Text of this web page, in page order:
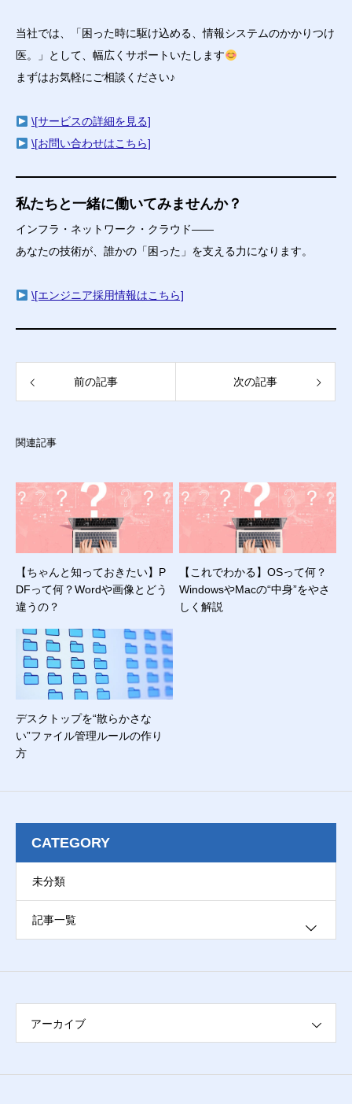
当社では、「困った時に駆け込める、情報システムのかかりつけ
医。」として、幅広くサポートいたします
まずはお気軽にご相談ください♪
\[サービスの詳細を見る]
\[お問い合わせはこちら]
私たちと一緒に働いてみませんか？
インフラ・ネットワーク・クラウド――
あなたの技術が、誰かの「困った」を支える力になります。
\[エンジニア採用情報はこちら]
前の記事 次の記事
関連記事
【ちゃんと知っておきたい】P
DFって何？Wordや画像とどう
違うの？
【これでわかる】OSって何？
WindowsやMacの“中身”をやさ
しく解説
デスクトップを“散らかさな
い”ファイル管理ルールの作り
方
CATEGORY
未分類
記事一覧
アーカイブ